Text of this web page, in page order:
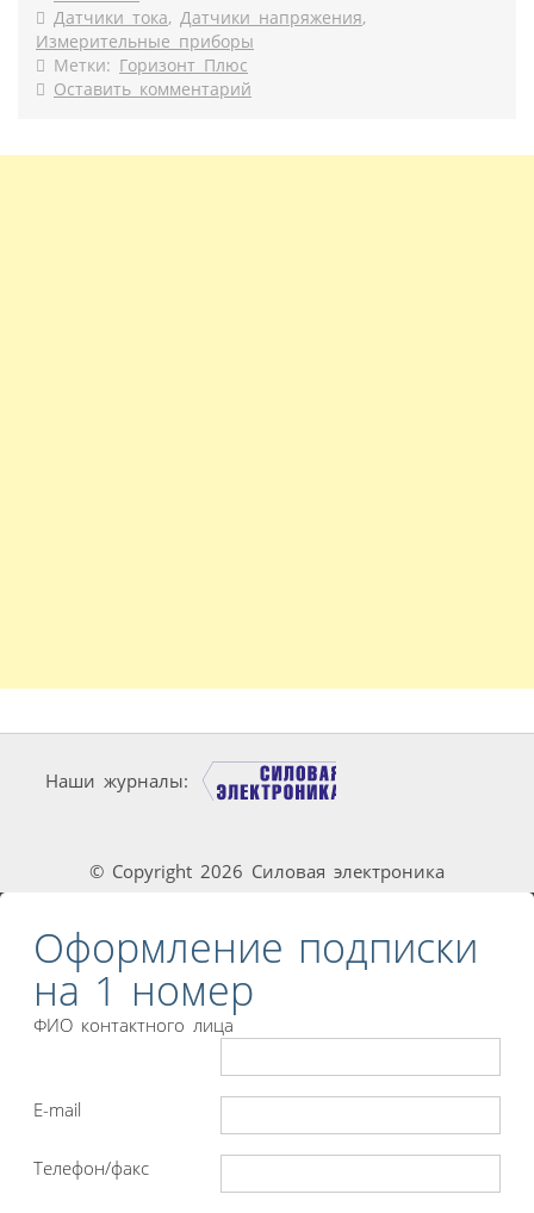
Датчики тока, Датчики напряжения,
Измерительные приборы
Метки: Горизонт Плюс
Оставить комментарий
Наши журналы:
© Copyright 2026 Силовая электроника
Оформление подписки
на 1 номер
ФИО контактного лица
E-mail
Телефон/факс